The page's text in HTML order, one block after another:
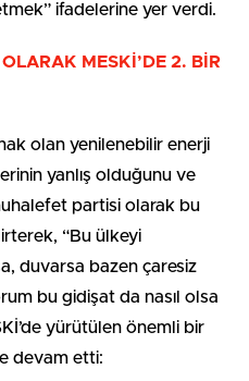
ifadelerine yer verdi.
MESKİ’DE 2. BİR
olan yenilenebilir enerji
yanlış olduğunu ve
partisi olarak bu
“Bu ülkeyi
duvarsa bazen çaresiz
bu gidişat da nasıl olsa
yürütülen önemli bir
devam etti: